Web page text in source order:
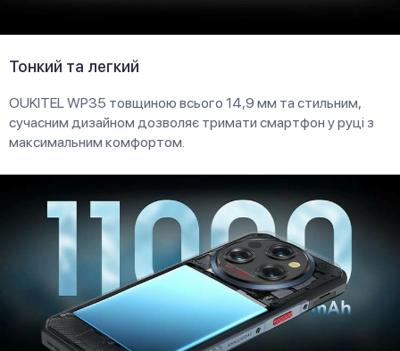
Тонкий та легкий
OUKITEL WP35 товщиною всього 14,9 мм та стильним,
сучасним дизайном дозволяє тримати смартфон у руці з
максимальним комфортом.